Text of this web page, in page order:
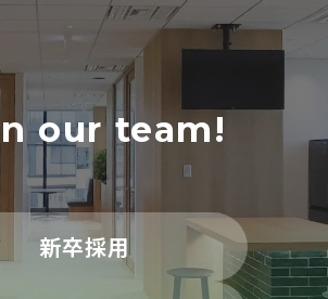
our team!
新卒採用